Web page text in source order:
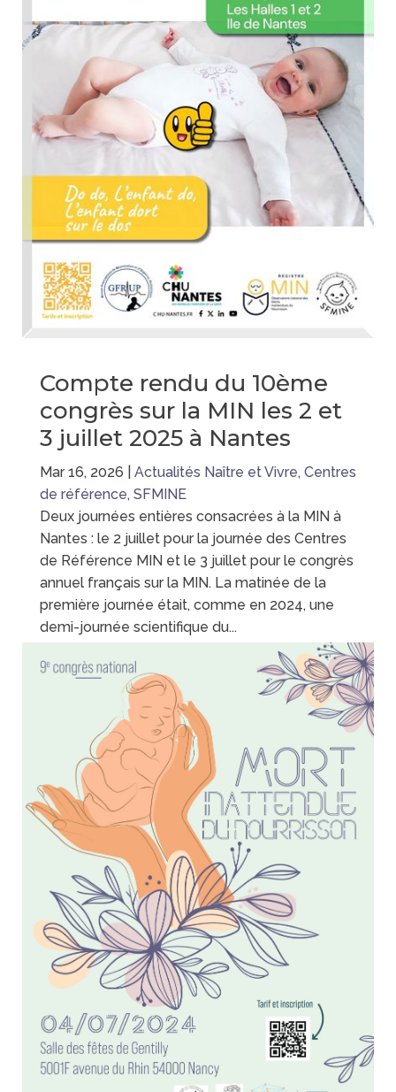
Compte rendu du 10ème
congrès sur la MIN les 2 et
3 juillet 2025 à Nantes
Mar 16, 2026 Actualités Naître et Vivre, Centres
de référence, SFMINE
Deux journées entières consacrées à la MIN à
Nantes : le 2 juillet pour la journée des Centres
de Référence MIN et le 3 juillet pour le congrès
annuel français sur la MIN. La matinée de la
première journée était, comme en 2024, une
demi-journée scientifique du...